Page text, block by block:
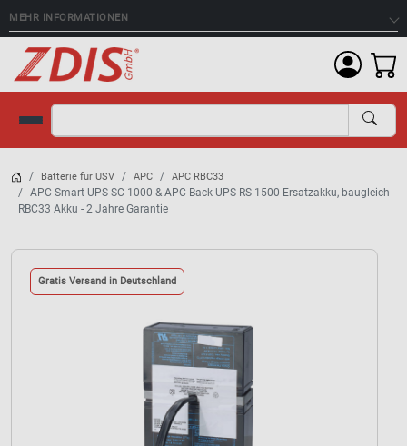
MEHR INFORMATIONEN
Suche
Batterie für USV APC APC RBC33
APC Smart UPS SC 1000 & APC Back UPS RS 1500 Ersatzakku, baugleich
RBC33 Akku - 2 Jahre Garantie
Gratis Versand in Deutschland